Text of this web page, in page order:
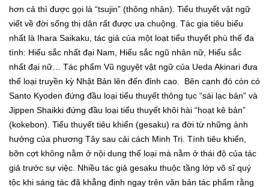
hơn cả thì được gọi là “tsujin” (thông nhân). Tiểu thuyết vật ngữ
viết về đời sống thị dân rất được ưa chuộng. Tác gia tiêu biểu
nhất là Ihara Saikaku, tác giả của một loạt tiểu thuyết phù thế đa
tình: Hiếu sắc nhất đại Nam, Hiếu sắc ngũ nhân nữ, Hiếu sắc
nhất đại nữ… Tác phẩm Vũ nguyệt vật ngữ của Ueda Akinari đưa
thể loại truyền kỳ Nhật Bản lên đến đỉnh cao. Bên cạnh đó còn có
Santo Kyoden đứng đầu loại tiểu thuyết thông tục “sái lạc bản” và
Jippen Shaikki đứng đầu loại tiểu thuyết khôi hài “hoạt kê bản”
(kokebon). Tiểu thuyết tiêu khiển (gesaku) ra đời từ những ảnh
hưởng của phương Tây sau cải cách Minh Trị. Tính tiêu khiển,
bỡn cợt không nằm ở nội dung thể loại mà nằm ở thái độ của tác
giả trước sự việc. Nhiều tác giả gesaku thuộc tầng lớp võ sĩ quý
tộc khi sáng tác đã khẳng định ngay trên văn bản tác phẩm rằng